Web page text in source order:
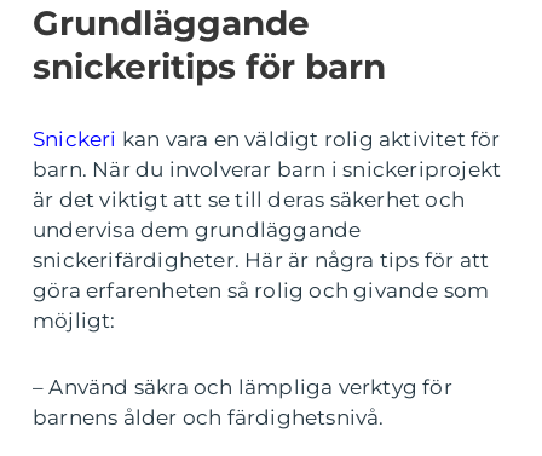
Grundläggande
snickeritips för barn
Snickeri kan vara en väldigt rolig aktivitet för
barn. När du involverar barn i snickeriprojekt
är det viktigt att se till deras säkerhet och
undervisa dem grundläggande
snickerifärdigheter. Här är några tips för att
göra erfarenheten så rolig och givande som
möjligt:
– Använd säkra och lämpliga verktyg för
barnens ålder och färdighetsnivå.